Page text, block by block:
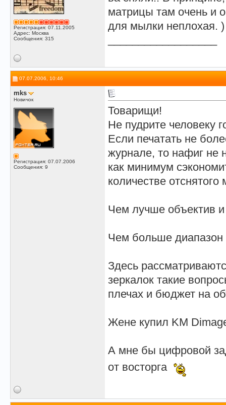
Регистрация: 07.11.2005
Адрес: Москва
Сообщения: 315
матрицы там очень и
для мылки неплохая. )
07.07.2006, 10:46
mks
Новичок
Регистрация: 07.07.2006
Сообщения: 9
Товарищи!
Не пудрите человеку
Если печатать не
журнале, то нафиг не
как минимум
количестве отснятого
Чем лучше объектив
Чем больше диапазон
Здесь
зеркалок такие
плечах и бюджет на
Жене купил KM
А мне бы цифровой
от восторга